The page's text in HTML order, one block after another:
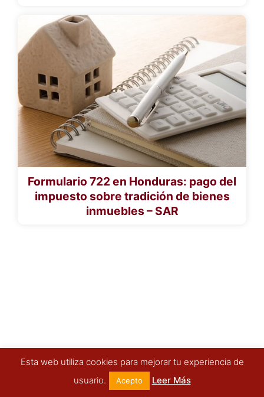
Formulario 722 en Honduras: pago del
impuesto sobre tradición de bienes
inmuebles – SAR
Esta web utiliza cookies para mejorar tu experiencia de
usuario.
Acepto Leer Más